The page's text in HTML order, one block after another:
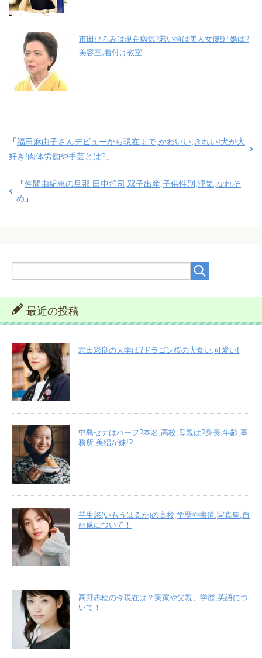
市田ひろみは現在病気?若い頃は美人女優!結婚は?
美容室,着付け教室
「福田麻由子さんデビューから現在まで,かわいい,きれい!犬が大
好き!肉体労働や手芸とは? 」
「仲間由紀恵の旦那 田中哲司,双子出産,子供性別,浮気,なれそ
め 」
最近の投稿
志田彩良の大学は?ドラゴン桜の大食い,可愛い!
中島セナはハーフ?本名,高校,母親は?身長,年齢,事
務所,美絽が妹!?
芋生悠(いもうはるか)の高校,学歴や書道,写真集,自
画像について！
高野志穂の今現在は？実家や父親、学歴,英語につ
いて！